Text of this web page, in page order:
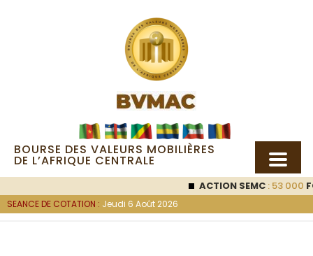
BOURSE DES VALEURS MOBILIÈRES
DE L’AFRIQUE CENTRALE
ACTION SEMC: 53 000
SEANCE DE COTATION : Jeudi 6 Août 2026